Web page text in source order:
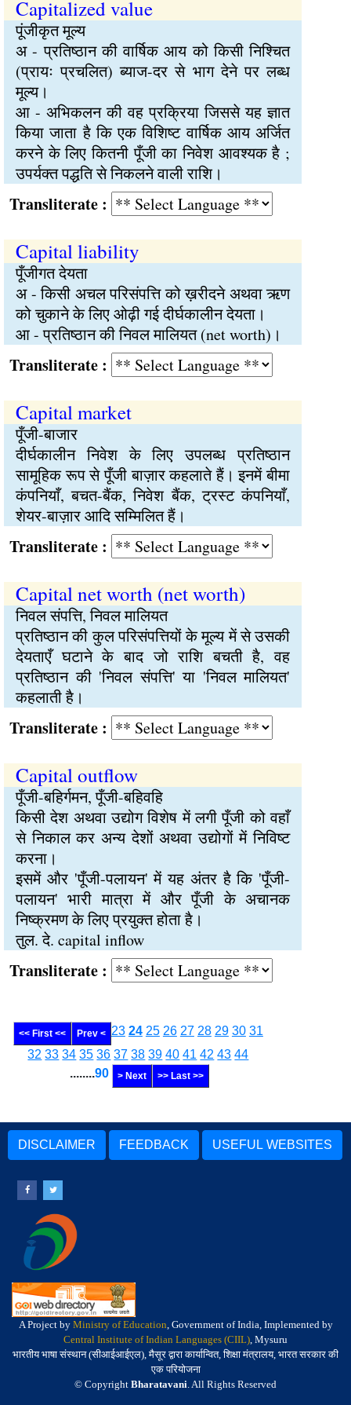
Capitalized value
पूंजीकृत मूल्य
अ - प्रतिष्ठान की वार्षिक आय को किसी निश्चित
(प्रायः प्रचलित) ब्याज-दर से भाग देने पर लब्ध
मूल्य।
आ - अभिकलन की वह प्रक्रिया जिससे यह ज्ञात
किया जाता है कि एक विशिष्ट वार्षिक आय अर्जित
करने के लिए कितनी पूँजी का निवेश आवश्यक है ;
उपर्यक्त पद्धति से निकलने वाली राशि।
:
Capital liability
पूँजीगत देयता
अ - किसी अचल परिसंपत्ति को ख़रीदने अथवा ऋण
को चुकाने के लिए ओढ़ी गई दीर्घकालीन देयता।
आ - प्रतिष्ठान की निवल मालियत (net worth)।
:
Capital market
पूँजी-बाजार
दीर्घकालीन निवेश के लिए उपलब्ध प्रतिष्ठान
सामूहिक रूप से पूँजी बाज़ार कहलाते हैं। इनमें बीमा
कंपनियाँ, बचत-बैंक, निवेश बैंक, ट्रस्ट कंपनियाँ,
शेयर-बाज़ार आदि सम्मिलित हैं।
:
Capital net worth (net worth)
निवल संपत्ति, निवल मालियत
प्रतिष्ठान की कुल परिसंपत्तियों के मूल्य में से उसकी
देयताएँ घटाने के बाद जो राशि बचती है, वह
प्रतिष्ठान की 'निवल संपत्ति' या 'निवल मालियत'
कहलाती है।
:
Capital outflow
पूँजी-बहिर्गमन, पूँजी-बहिवहि
किसी देश अथवा उद्योग विशेष में लगी पूँजी को वहाँ
से निकाल कर अन्य देशों अथवा उद्योगों में निविष्ट
करना।
इसमें और 'पूँजी-पलायन' में यह अंतर है कि 'पूँजी-
पलायन' भारी मात्रा में और पूँजी के अचानक
निष्क्रमण के लिए प्रयुक्त होता है।
तुल. दे. capital inflow
:
<< First << Prev < 23 24 25 26 27 28 29 30 31
32 33 34 35 36 37 38 39 40 41 42 43 44
........90 > Next >> Last >>
DISCLAIMER FEEDBACK USEFUL WEBSITES
A Project by Ministry of Education, Government of India, Implemented by
Central Institute of Indian Languages (CIIL), Mysuru
भारतीय भाषा संस्थान (सीआईआईएल), मैसूर द्वारा कार्यान्वित, शिक्षा मंत्रालय, भारत सरकार की
एक परियोजना
© Copyright Bharatavani. All Rights Reserved